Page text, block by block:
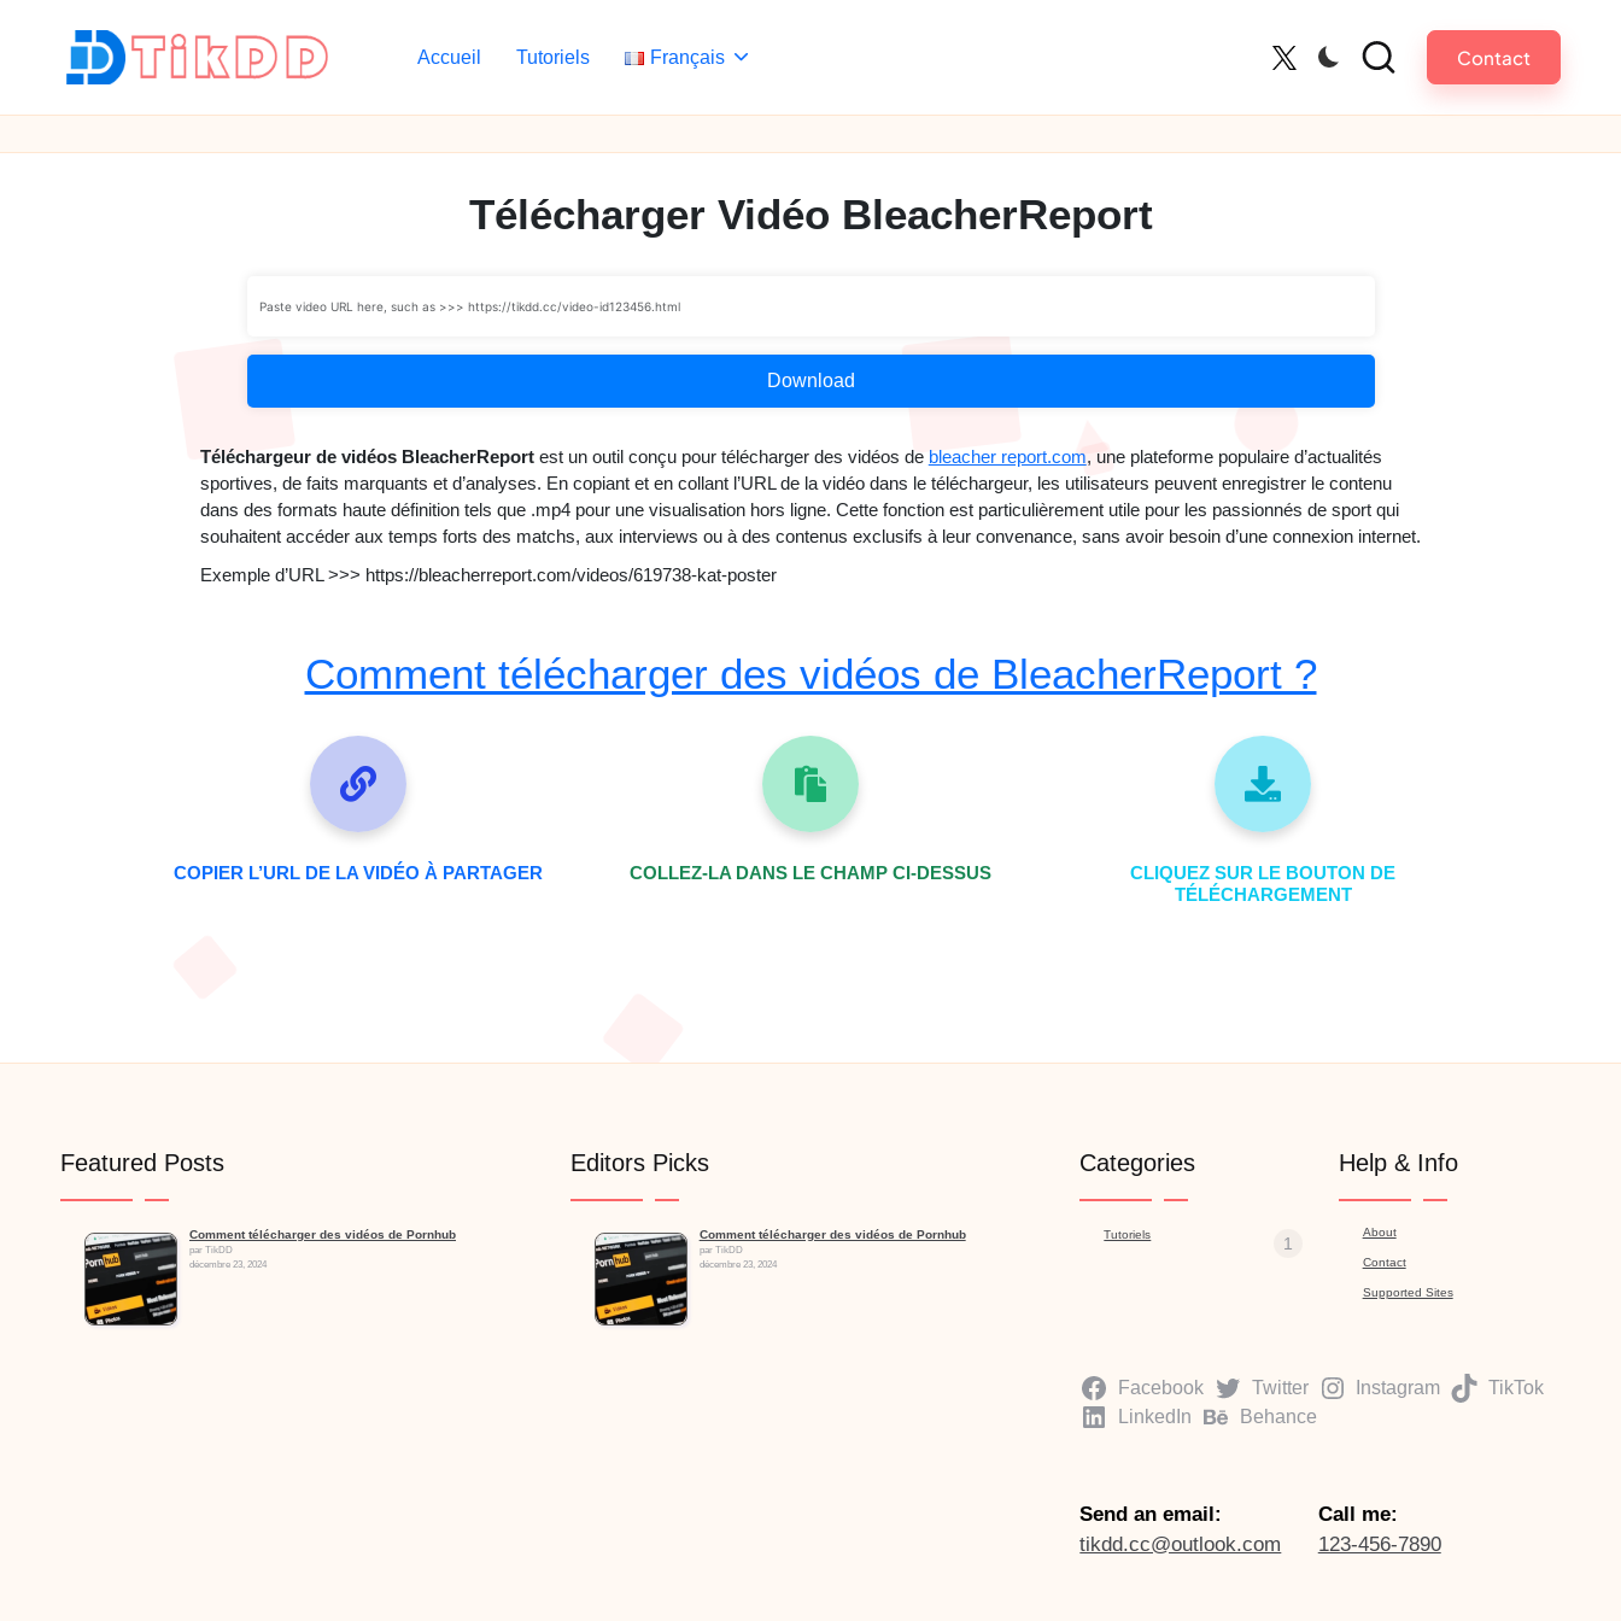
T
i
Accueil Tutoriels Français Twitter Contact
Télécharger Vidéo BleacherReport
Download
Téléchargeur de vidéos BleacherReportest un outil conçu pour télécharger des vidéos de bleacher report.com, une plateforme populaire d’actualités
sportives, de faits marquants et d’analyses. En copiant et en collant l’URL de la vidéo dans le téléchargeur, les utilisateurs peuvent enregistrer le contenu
dans des formats haute définition tels que .mp4 pour une visualisation hors ligne. Cette fonction est particulièrement utile pour les passionnés de sport qui
souhaitent accéder aux temps forts des matchs, aux interviews ou à des contenus exclusifs à leur convenance, sans avoir besoin d’une connexion internet.
Exemple d’URL >>> https://bleacherreport.com/videos/619738-kat-poster
Comment télécharger des vidéos de BleacherReport ?
COPIER L’URL DE LA VIDÉO À PARTAGER COLLEZ-LA DANS LE CHAMP CI-DESSUS
CLIQUEZ SUR LE BOUTON DE
TÉLÉCHARGEMENT
Featured Posts
Comment télécharger des vidéos de Pornhub
par TikDD
décembre 23, 2024
Editors Picks
Comment télécharger des vidéos de Pornhub
par TikDD
décembre 23, 2024
Categories
Tutoriels 1
Help & Info
About
Contact
Supported Sites
Facebook Twitter Instagram
TikTok
LinkedIn
Behance
Send an email:
tikdd.cc@outlook.com
Call me:
123-456-7890